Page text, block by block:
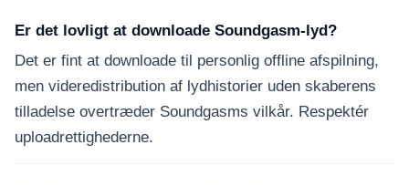
Er det lovligt at downloade Soundgasm-lyd?
Det er fint at downloade til personlig offline afspilning,
men videredistribution af lydhistorier uden skaberens
tilladelse overtræder Soundgasms vilkår. Respektér
uploadrettighederne.